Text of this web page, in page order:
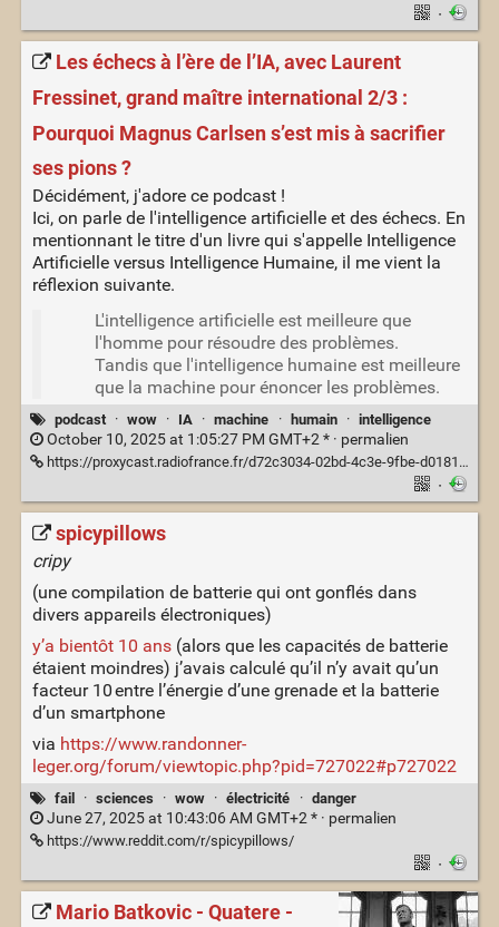
·
Les échecs à l’ère de l’IA, avec Laurent
Fressinet, grand maître international 2/3 :
Pourquoi Magnus Carlsen s’est mis à sacrifier
ses pions ?
Décidément, j'adore ce podcast !
Ici, on parle de l'intelligence artificielle et des échecs. En
mentionnant le titre d'un livre qui s'appelle Intelligence
Artificielle versus Intelligence Humaine, il me vient la
réflexion suivante.
L'intelligence artificielle est meilleure que
l'homme pour résoudre des problèmes.
Tandis que l'intelligence humaine est meilleure
que la machine pour énoncer les problèmes.
podcast · wow · IA · machine · humain · intelligence
October 10, 2025 at 1:05:27 PM GMT+2 * · permalien
https://proxycast.radiofrance.fr/d72c3034-02bd-4c3e-9fbe-d0181492c619/20856-30.09.2025-ITEMA_24242607-2025F38589E0008-NET_MFI_F53229F5-6ECE-40BC-BEE7-8E56666AB7B4-21.mp3
·
spicypillows
cripy
(une compilation de batterie qui ont gonflés dans
divers appareils électroniques)
y’a bientôt 10 ans(alors que les capacités de batterie
étaient moindres) j’avais calculé qu’il n’y avait qu’un
facteur 10 entre l’énergie d’une grenade et la batterie
d’un smartphone
via https://www.randonner-
leger.org/forum/viewtopic.php?pid=727022#p727022
fail · sciences · wow · électricité · danger
June 27, 2025 at 10:43:06 AM GMT+2 * · permalien
https://www.reddit.com/r/spicypillows/
·
Mario Batkovic - Quatere -